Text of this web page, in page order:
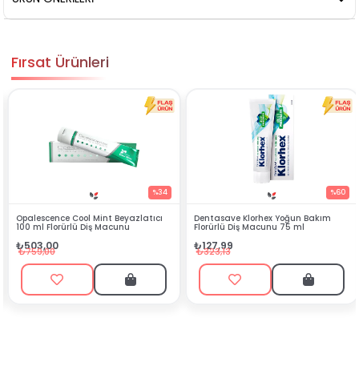
Fırsat Ürünleri
Dentasave Klorhex Yoğun Bakım
Florürlü Diş Macunu 75 ml
Black Berry Bitkisel Sprey